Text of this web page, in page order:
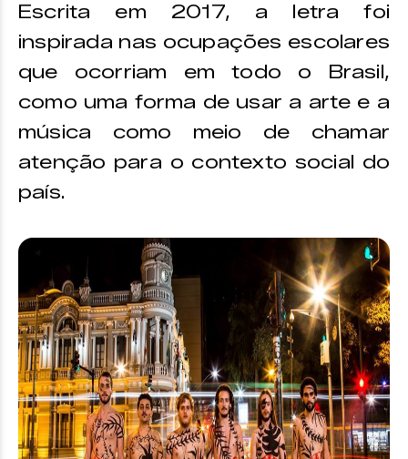
Escrita em 2017, a letra foi
inspirada nas ocupações escolares
que ocorriam em todo o Brasil,
como uma forma de usar a arte e a
música como meio de chamar
atenção para o contexto social do
país.